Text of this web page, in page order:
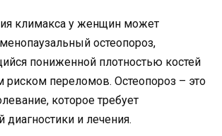
климакса у женщин может
остеопороз,
пониженной плотностью костей
переломов. Остеопороз – это
которое требует
и лечения.